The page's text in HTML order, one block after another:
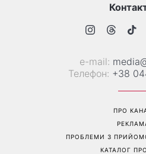
е-mail:
Телефон: +38
ПРО
ПРОБЛЕМИ З
КАТАЛОГ